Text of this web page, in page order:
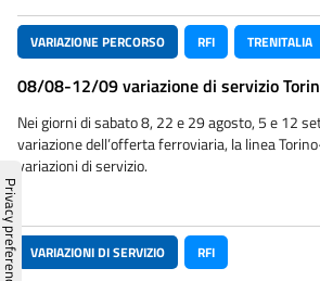
VARIAZIONE PERCORSO RFI TRENITALIA
08/08-12/09 variazione di servizio
Nei giorni di sabato 8, 22 e 29 agosto, 5 e 12
variazione dell’offerta ferroviaria, la linea
variazioni di servizio.
VARIAZIONI DI SERVIZIO RFI